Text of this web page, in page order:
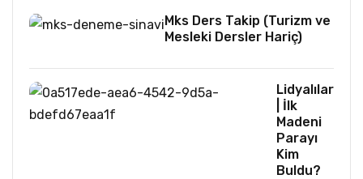
Mks Ders Takip (Turizm ve
Mesleki Dersler Hariç)
Lidyalılar
| İlk
Madeni
Parayı
Kim
Buldu?